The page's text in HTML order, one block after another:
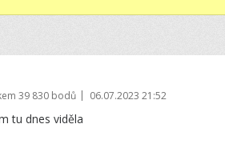
39 830 bodů | 06.07.2023 21:52
tu dnes viděla